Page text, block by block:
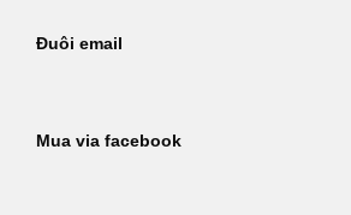
Đuôi email
Mua via facebook